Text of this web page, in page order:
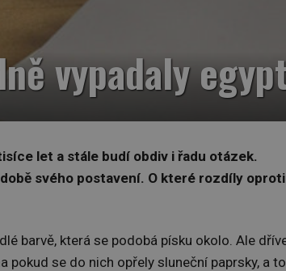
vypadaly
let a stále budí obdiv i řadu otázek.
svého postavení. O které rozdíly oproti
barvě, která se podobá písku okolo. Ale
pokud se do nich opřely sluneční paprsky, a to